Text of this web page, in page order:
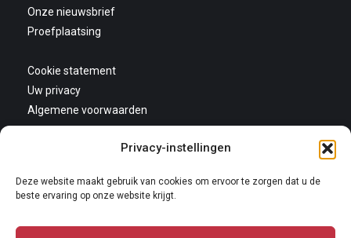
Privacy-instellingen
Deze website maakt gebruik van cookies om ervoor te zorgen dat u de
beste ervaring op onze website krijgt.
Onze nieuwsbrief
Proefplaatsing
Cookie statement
Uw privacy
Algemene voorwaarden